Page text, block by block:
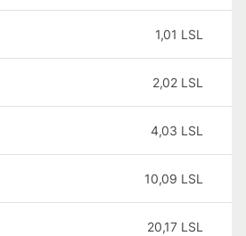
1,01 LSL
2,02 LSL
4,03 LSL
10,09 LSL
20,17 LSL